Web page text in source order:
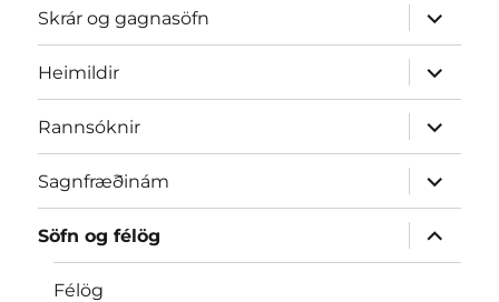
Skrár og gagnasöfn
expand
child
menu
Heimildir
expand
child
menu
Rannsóknir
expand
child
menu
Sagnfræðinám
expand
child
menu
Söfn og félög
expand
child
menu
Félög